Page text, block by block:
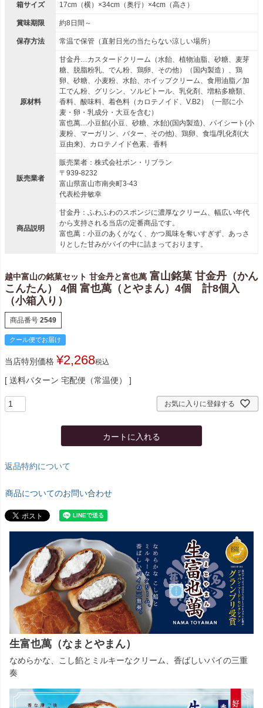
箱サイズ 17cm（横）×34cm（奥行）×4cm（高さ）
賞味期限 約8日間～
保存方法 常温で保管（直射日光の当たらない涼しい場所）
原材料
甘金丹…カスタードクリーム（水飴、植物油脂、砂糖、麦芽
糖、脱脂粉乳、でん粉、鶏卵、その他）（国内製造）、鶏
卵、砂糖、小麦粉、水飴、ホイップクリーム、食用油脂／加
工でん粉、グリシン、ソルビトール、乳化剤、増粘多糖類、
香料、酸味料、着色料（カロテノイド、V.B2）（一部に小
麦・卵・乳成分・大豆を含む）
富也萬…小豆餡(小豆、砂糖、水飴)(国内製造)、パイシート(小
麦粉、マーガリン、バター、その他)、鶏卵、食塩/乳化剤(大
豆由来)、カロテノイド色素、香料
販売業者
販売業者：株式会社ボン・リブラン
〒939-8232
富山県富山市南央町3-43
代表松井敏幸
商品説明
甘金丹：ふわふわのスポンジに濃厚なクリーム、幅広い年代
から支持される当店の定番商品です。
富也萬：小豆のあくがなく、かつ風味を奪いすぎず、あっさ
りとした甘みがパイの中に詰まっております。
越中富山の銘菓セット 甘金丹と富也萬 富山銘菓 甘金丹（かん
こんたん） 4個 富也萬（とやまん）4個 計8個入
（小箱入り）
商品番号 2549
クール便でお届け
当店特別価格 ¥2,268税込
送料パターン 宅配便（常温便）
お気に入りに登録する
カートに入れる
返品特約について
商品についてのお問い合わせ
生富也萬（なまとやまん）
なめらかな、こし餡とミルキーなクリーム、香ばしいパイの三重
奏